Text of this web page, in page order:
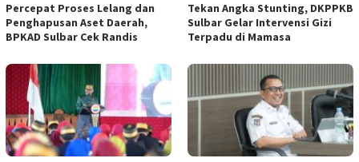
Percepat Proses Lelang dan
Penghapusan Aset Daerah,
BPKAD Sulbar Cek Randis
Tekan Angka Stunting, DKPPKB
Sulbar Gelar Intervensi Gizi
Terpadu di Mamasa